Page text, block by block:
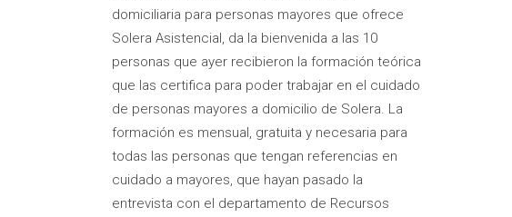
domiciliaria para personas mayores que ofrece
Solera Asistencial, da la bienvenida a las 10
personas que ayer recibieron la formación teórica
que las certifica para poder trabajar en el cuidado
de personas mayores a domicilio de Solera. La
formación es mensual, gratuita y necesaria para
todas las personas que tengan referencias en
cuidado a mayores, que hayan pasado la
entrevista con el departamento de Recursos